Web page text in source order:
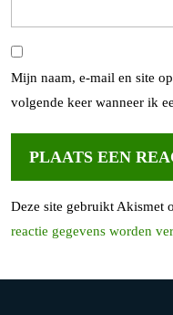
Mijn naam, e-mail en site
volgende keer wanneer ik
Deze site gebruikt Akismet
reactie gegevens worden